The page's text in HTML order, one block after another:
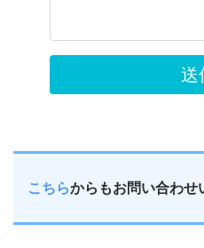
こちらからもお問い合わせ